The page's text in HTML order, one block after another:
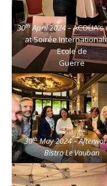
30thApril 2024 –
at Soirée
Ecole de
Guerre
30thMay 2024 –
Bistro Le Vauban